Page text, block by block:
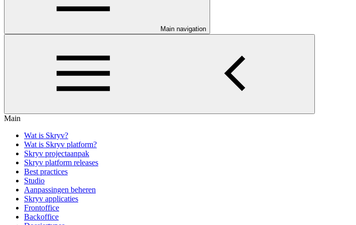
Main navigation
Main
Wat is Skryv?
Wat is Skryv platform?
Skryv projectaanpak
Skryv platform releases
Best practices
Studio
Aanpassingen beheren
Skryv applicaties
Frontoffice
Backoffice